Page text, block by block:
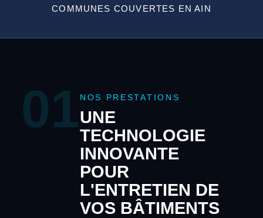
COMMUNES COUVERTES EN AIN
01 NOS PRESTATIONS
UNE
TECHNOLOGIE
INNOVANTE
POUR
L'ENTRETIEN DE
VOS BÂTIMENTS